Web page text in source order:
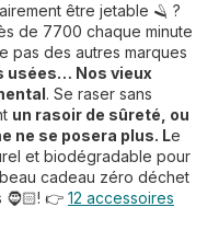
être jetable 🪒 ?
de 7700 chaque minute
pas des autres marques
usées… Nos vieux
. Se raser sans
un rasoir de sûreté, ou
ne se posera plus. Le
et biodégradable pour
cadeau zéro déchet
🧔🏻! 👉 12 accessoires